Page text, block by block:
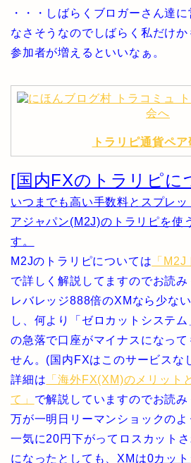
・・・しばらくブロガーさん達
なさそうなのでしばらく私だけか
参加者が増えるといいなぁ。
トラリピ通貨ペ
[国内FXのトラリピに
いつまでも高い手数料とスプレッ
アジャパン(M2J)のトラリピを使
す。
M2Jのトラリピについては 「
で詳しく解説してますのでお読み
レバレッジ888倍のXMなら少な
し、何より「ゼロカットシステ
の急落で口座がマイナスになって
せん。(国内FXはこのサービスな
詳細は 「海外FX(XM)のメリット
て」 で解説していますのでお読み
万が一明日リーマンショックのよ
一気に20円下がってロスカット
になったとしても、 XMは0カッ